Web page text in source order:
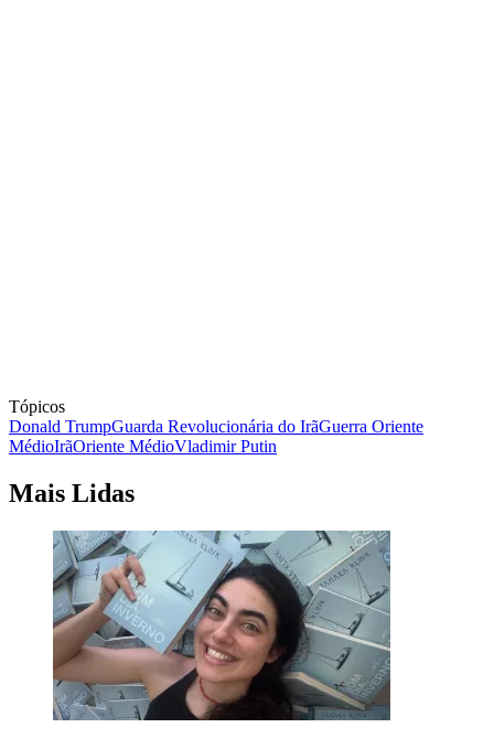
Tópicos
Donald TrumpGuarda Revolucionária do IrãGuerra Oriente
MédioIrãOriente MédioVladimir Putin
Mais Lidas